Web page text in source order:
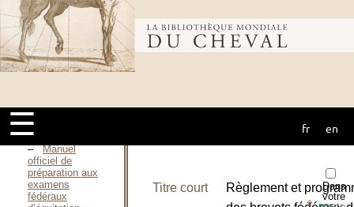
Bibliothèque
mondiale du
cheval
☰ fr en
Examens
d’argent II —
1980 / Fédération
équestre
française, 1980
Étrier et
française
d’équitation,
1975
Manuel
officiel de
préparation aux
examens
fédéraux
Dans
votre
Titre court
Règlement et